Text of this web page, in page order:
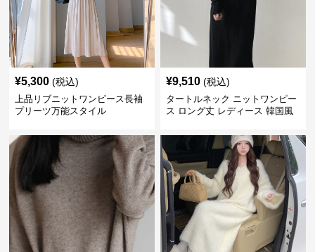
¥5,300 (税込)
上品リブニットワンピース長袖
プリーツ万能スタイル
¥9,510 (税込)
タートルネック ニットワンピー
ス ロング丈 レディース 韓国風